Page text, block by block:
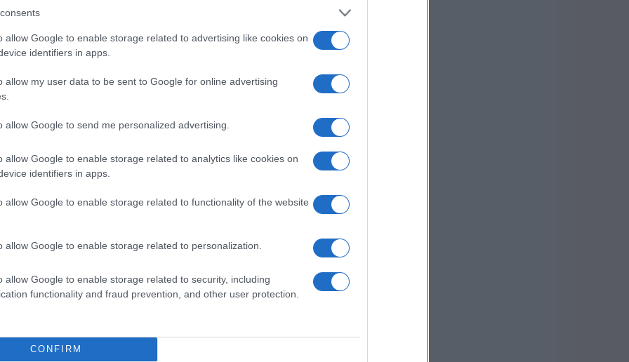
allow Google to enable storage related to advertising like cookies on
identifiers in apps.
allow my user data to be sent to Google for online advertising
allow Google to send me personalized advertising.
allow Google to enable storage related to analytics like cookies on
identifiers in apps.
allow Google to enable storage related to functionality of the website
allow Google to enable storage related to personalization.
allow Google to enable storage related to security, including
functionality and fraud prevention, and other user protection.
CONFIRM
dei concorrenti.
verso la vittoria
VSGThanno dimostrato una straordinaria
Il loro inedito
portandoli alla vittoria. Durante la finale,
e la capacità di connettersi
rappresenta un traguardo importante per
e la determinazione possano portare al